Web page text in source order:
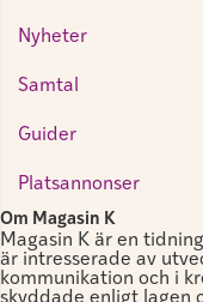
Nyheter
Samtal
Guider
Platsannonser
Om Magasin K
Magasin K är en
är intresserade av
kommunikation och i